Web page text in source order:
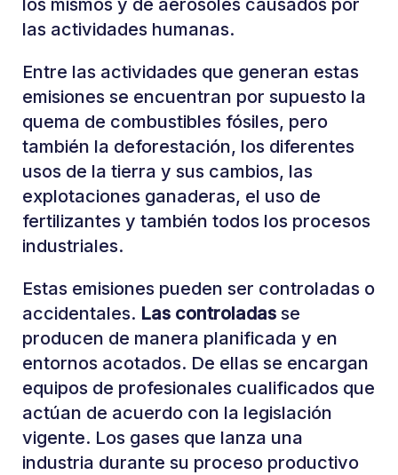
las actividades humanas.
Entre las actividades que generan estas
emisiones se encuentran por supuesto la
quema de combustibles fósiles, pero
también la deforestación, los diferentes
usos de la tierra y sus cambios, las
explotaciones ganaderas, el uso de
fertilizantes y también todos los procesos
industriales.
Estas emisiones pueden ser controladas o
accidentales. Las controladasse
producen de manera planificada y en
entornos acotados. De ellas se encargan
equipos de profesionales cualificados que
actúan de acuerdo con la legislación
vigente. Los gases que lanza una
industria durante su proceso productivo